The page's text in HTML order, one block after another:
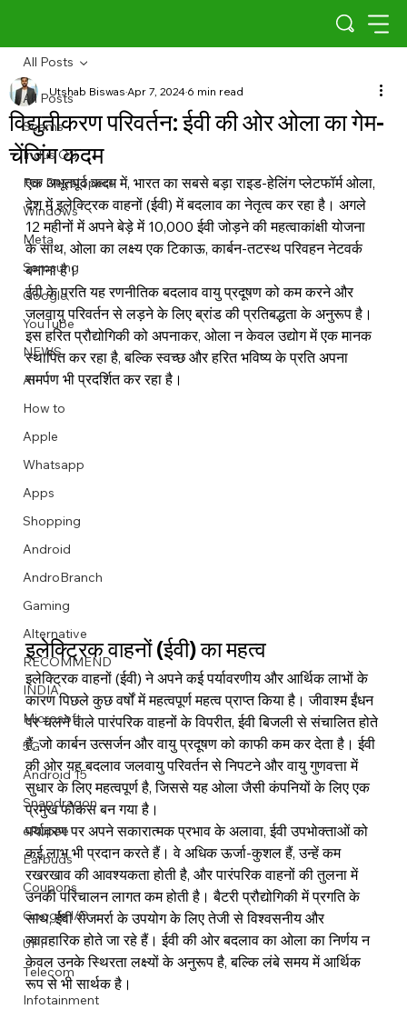
Describe your image here
Describe your image here
Describe your image here
Describe your image here
Describe your image here
Describe your image here
Describe your image here
Describe your video here
Describe your image here
Describe your image here
Describe your image here
Describe your video here
All Posts
Scams
Indus OS
For Developers
Windows
Meta
Samsung
Google
YouTube
NEWS
AI
How to
Apple
Whatsapp
Apps
Shopping
Android
AndroBranch
Gaming
Alternative
RECOMMEND
INDIA
Microsoft
5G
Android 15
Snapdragon
eRupee
Earbuds
Coupons
Google I/O
UPI
Telecom
Infotainment
All Posts
विद्युतीकरण परिवर्तन: ईवी की ओर ओला का गेम-
चेंजिंग कदम
Utshab BiswasApr 7, 20246 min read
एक अभूतपूर्व कदम में, भारत का सबसे बड़ा राइड-हेलिंग प्लेटफॉर्म ओला,
देश में इलेक्ट्रिक वाहनों (ईवी) में बदलाव का नेतृत्व कर रहा है। अगले
12 महीनों में अपने बेड़े में 10,000 ईवी जोड़ने की महत्वाकांक्षी योजना
के साथ, ओला का लक्ष्य एक टिकाऊ, कार्बन-तटस्थ परिवहन नेटवर्क
बनाना है।
ईवी के प्रति यह रणनीतिक बदलाव वायु प्रदूषण को कम करने और
जलवायु परिवर्तन से लड़ने के लिए ब्रांड की प्रतिबद्धता के अनुरूप है।
इस हरित प्रौद्योगिकी को अपनाकर, ओला न केवल उद्योग में एक मानक
स्थापित कर रहा है, बल्कि स्वच्छ और हरित भविष्य के प्रति अपना
समर्पण भी प्रदर्शित कर रहा है।
इलेक्ट्रिक वाहनों (ईवी) का महत्व
इलेक्ट्रिक वाहनों (ईवी) ने अपने कई पर्यावरणीय और आर्थिक लाभों के
कारण पिछले कुछ वर्षों में महत्वपूर्ण महत्व प्राप्त किया है। जीवाश्म ईंधन
पर चलने वाले पारंपरिक वाहनों के विपरीत, ईवी बिजली से संचालित होते
हैं, जो कार्बन उत्सर्जन और वायु प्रदूषण को काफी कम कर देता है। ईवी
की ओर यह बदलाव जलवायु परिवर्तन से निपटने और वायु गुणवत्ता में
सुधार के लिए महत्वपूर्ण है, जिससे यह ओला जैसी कंपनियों के लिए एक
प्रमुख फोकस बन गया है।
पर्यावरण पर अपने सकारात्मक प्रभाव के अलावा, ईवी उपभोक्ताओं को
कई लाभ भी प्रदान करते हैं। वे अधिक ऊर्जा-कुशल हैं, उन्हें कम
रखरखाव की आवश्यकता होती है, और पारंपरिक वाहनों की तुलना में
उनकी परिचालन लागत कम होती है। बैटरी प्रौद्योगिकी में प्रगति के
साथ, ईवी रोजमर्रा के उपयोग के लिए तेजी से विश्वसनीय और
व्यावहारिक होते जा रहे हैं। ईवी की ओर बदलाव का ओला का निर्णय न
केवल उनके स्थिरता लक्ष्यों के अनुरूप है, बल्कि लंबे समय में आर्थिक
रूप से भी सार्थक है।